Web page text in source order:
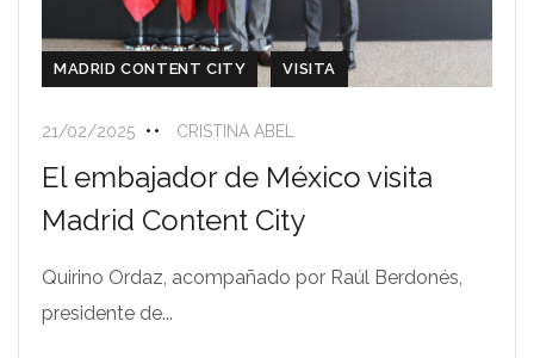
MADRID CONTENT CITY VISITA
21/02/2025 CRISTINA ABEL
El embajador de México visita
Madrid Content City
Quirino Ordaz, acompañado por Raúl Berdonés,
presidente de...